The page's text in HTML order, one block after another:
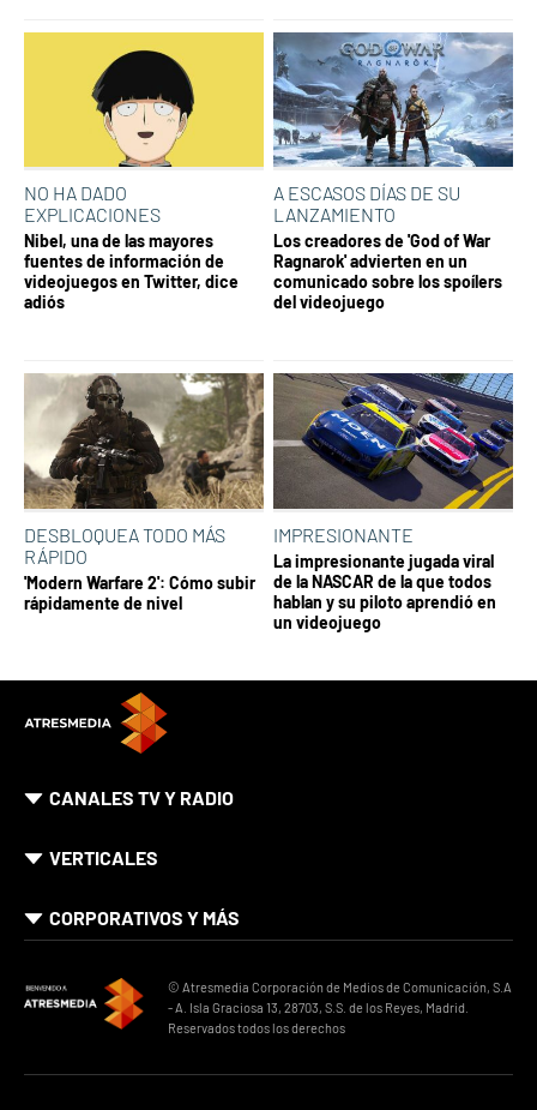
NO HA DADO
EXPLICACIONES
Nibel, una de las mayores
fuentes de información de
videojuegos en Twitter, dice
adiós
A ESCASOS DÍAS DE SU
LANZAMIENTO
Los creadores de 'God of War
Ragnarok' advierten en un
comunicado sobre los spoílers
del videojuego
DESBLOQUEA TODO MÁS
RÁPIDO
'Modern Warfare 2': Cómo subir
rápidamente de nivel
IMPRESIONANTE
La impresionante jugada viral
de la NASCAR de la que todos
hablan y su piloto aprendió en
un videojuego
CANALES TV Y RADIO
VERTICALES
CORPORATIVOS Y MÁS
© Atresmedia Corporación de Medios de Comunicación, S.A
- A. Isla Graciosa 13, 28703, S.S. de los Reyes, Madrid.
Reservados todos los derechos